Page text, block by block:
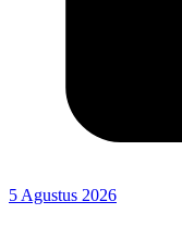
5 Agustus 2026